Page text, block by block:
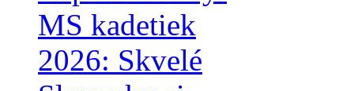
MS kadetiek
2026: Skvelé